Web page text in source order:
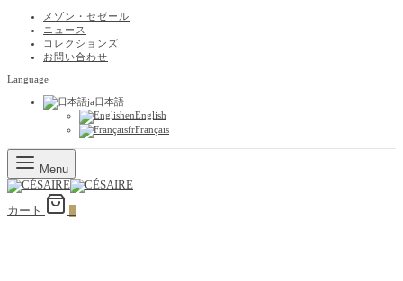
メゾン・セゼール
ニュース
コレクションズ
お問い合わせ
Language
ja日本語
enEnglish
frFrançais
Menu
カート